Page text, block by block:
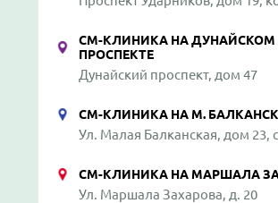
СМ-КЛИНИКА НА ДУНАЙСКОМ
ПРОСПЕКТЕ
Дунайский проспект, дом 47
СМ-КЛИНИКА НА М.
Ул. Малая Балканская, дом 23,
СМ-КЛИНИКА НА МАРШАЛА
Ул. Маршала Захарова, д. 20